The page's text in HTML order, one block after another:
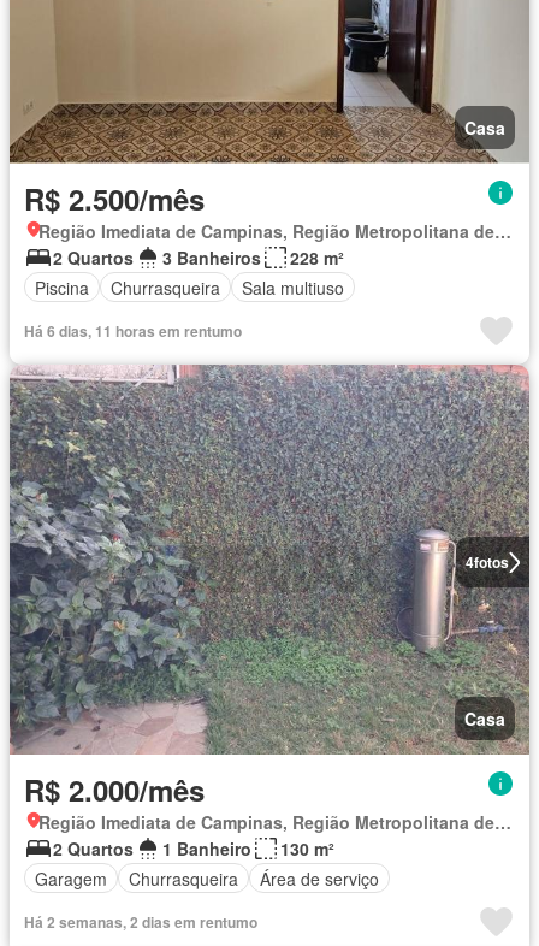
Casa
R$ 2.500/mês
Região Imediata de Campinas, Região Metropolitana de Campinas
2 Quartos
3 Banheiros
228 m²
Piscina
Churrasqueira Sala multiuso
Há 6 dias, 11 horas em rentumo
4fotos
Casa
R$ 2.000/mês
Região Imediata de Campinas, Região Metropolitana de Campinas
2 Quartos
1 Banheiro
130 m²
Garagem
Churrasqueira Área de serviço
Há 2 semanas, 2 dias em rentumo